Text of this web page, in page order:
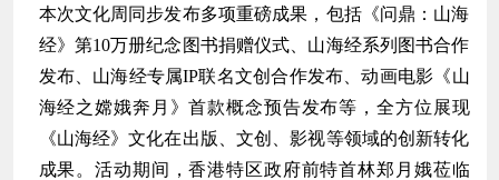
本次文化周同步发布多项重磅成果，包括《问鼎：山海
经》第10万册纪念图书捐赠仪式、山海经系列图书合作
发布、山海经专属IP联名文创合作发布、动画电影《山
海经之嫦娥奔月》首款概念预告发布等，全方位展现
《山海经》文化在出版、文创、影视等领域的创新转化
成果。活动期间，香港特区政府前特首林郑月娥莅临